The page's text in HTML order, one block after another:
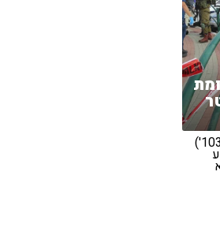
טל לב רם ('מעריב', '103fm')